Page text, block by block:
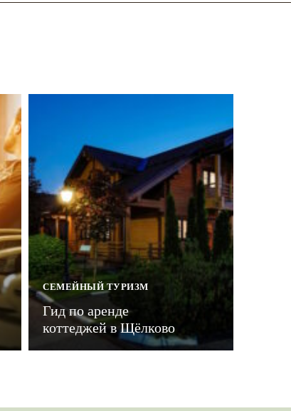
СЕМЕЙНЫЙ ТУРИЗМ
Гид по аренде
коттеджей в Щёлково